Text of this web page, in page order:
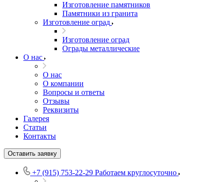
Изготовление памятников
Памятники из гранита
Изготовление оград
Изготовление оград
Ограды металлические
О нас
О нас
О компании
Вопросы и ответы
Отзывы
Реквизиты
Галерея
Статьи
Контакты
Оставить заявку
+7 (915) 753-22-29 Работаем круглосуточно